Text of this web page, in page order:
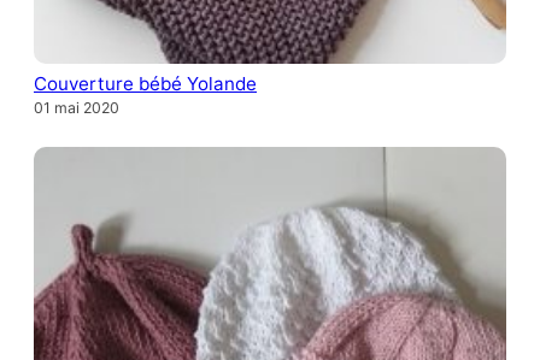
Couverture bébé Yolande
01 mai 2020